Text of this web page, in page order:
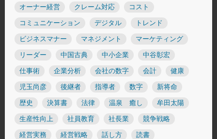
オーナー経営 クレーム対応 コスト
コミュニケーション デジタル トレンド
ビジネスマナー マネジメント マーケティング
リーダー 中国古典 中小企業 中谷彰宏
仕事術 企業分析 会社の数字 会計 健康
児玉尚彦 後継者 指導者 数字 新将命
歴史 決算書 法律 温泉 癒し 牟田太陽
生産性向上 社員教育 社長業 競争戦略
経営実務 経営戦略 話し方 読書